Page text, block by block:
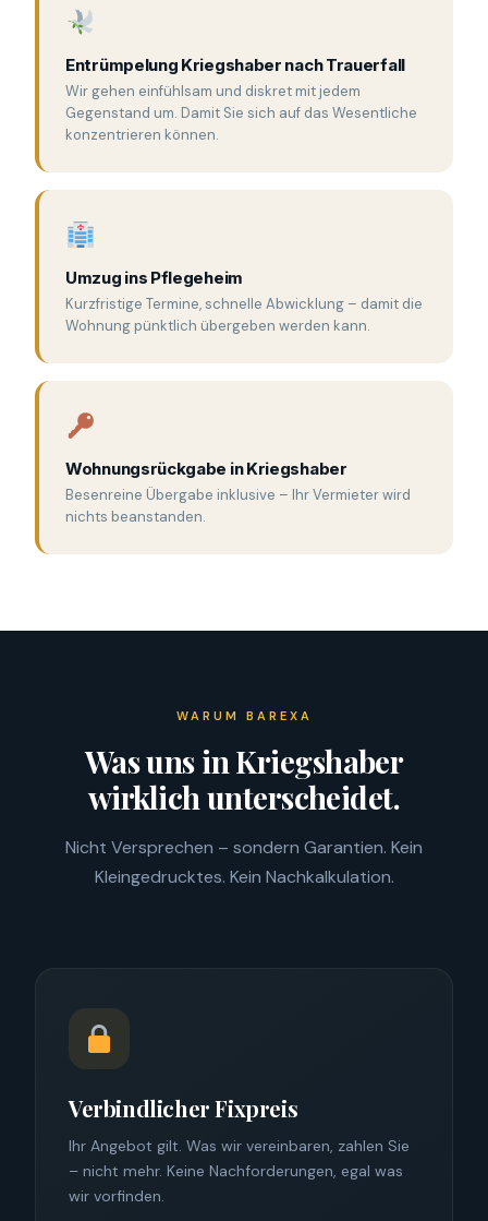
Entrümpelung Kriegshaber nach Trauerfall
Wir gehen einfühlsam und diskret mit jedem
Gegenstand um. Damit Sie sich auf das Wesentliche
konzentrieren können.
Umzug ins Pflegeheim
Kurzfristige Termine, schnelle Abwicklung – damit die
Wohnung pünktlich übergeben werden kann.
Wohnungsrückgabe in Kriegshaber
Besenreine Übergabe inklusive – Ihr Vermieter wird
nichts beanstanden.
WARUM BAREXA
Was uns in Kriegshaber
wirklich unterscheidet.
Nicht Versprechen – sondern Garantien. Kein
Kleingedrucktes. Kein Nachkalkulation.
Verbindlicher Fixpreis
Ihr Angebot gilt. Was wir vereinbaren, zahlen Sie
– nicht mehr. Keine Nachforderungen, egal was
wir vorfinden.